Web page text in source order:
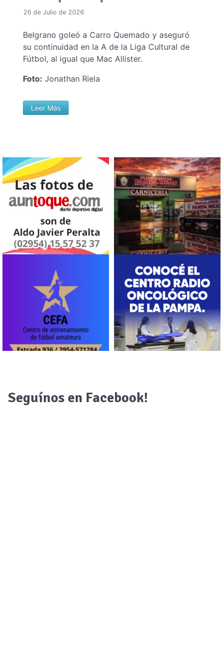
26 de Julio de 2026
Belgrano goleó a Carro Quemado y aseguró
su continuidad en la A de la Liga Cultural de
Fútbol, al igual que Mac Allister.
Foto: Jonathan Riela
Leer Más
Seguínos en Facebook!